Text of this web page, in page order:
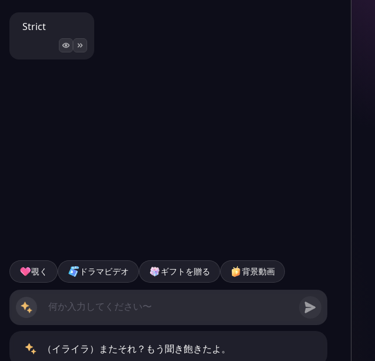
Strict
覗く ドラマビデオ ギフトを贈る 背景動画
（イライラ）またそれ？もう聞き飽きたよ。